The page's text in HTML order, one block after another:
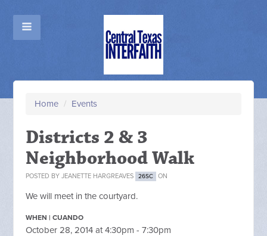
Home / Events
Districts 2 & 3
Neighborhood Walk
POSTED BYJEANETTE HARGREAVES 26SC ON
We will meet in the courtyard.
WHEN | CUANDO
October 28, 2014 at 4:30pm - 7:30pm